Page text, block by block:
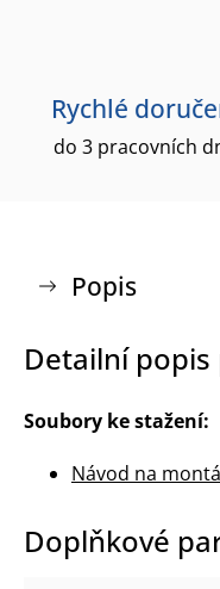
Rychlé
do 3 pracovních
Popis
Detailní
Soubory ke stažení:
Návod na
Doplňkové